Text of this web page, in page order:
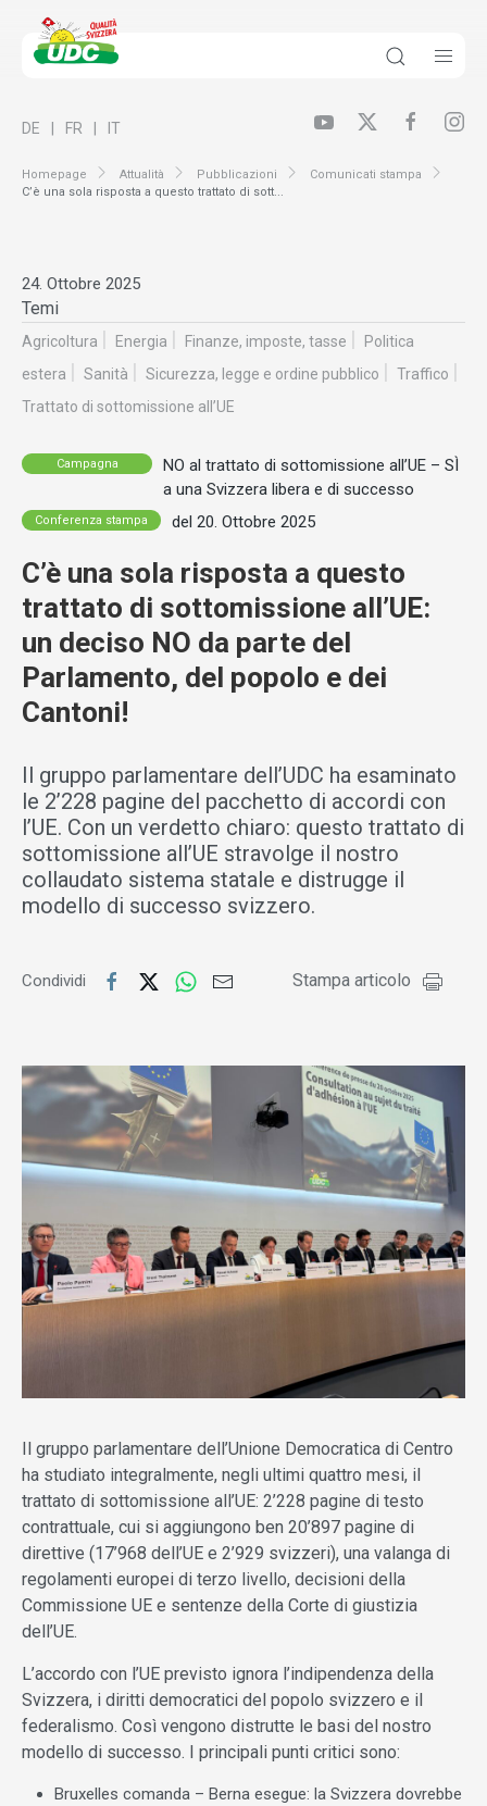
Homepage Attualità Pubblicazioni
Comunicati stampa
C’è una sola risposta a questo trattato di sott...
DE FR IT
24. Ottobre 2025
Temi
Agricoltura Energia Finanze, imposte, tasse
Politica
estera
Sanità Sicurezza, legge e ordine pubblico
Traffico
Trattato di sottomissione all’UE
Campagna
NO al trattato di sottomissione all’UE – SÌ
a una Svizzera libera e di successo
Conferenza stampa del 20. Ottobre 2025
C’è una sola risposta a questo
trattato di sottomissione all’UE:
un deciso NO da parte del
Parlamento, del popolo e dei
Cantoni!
Il gruppo parlamentare dell’UDC ha esaminato
le 2’228 pagine del pacchetto di accordi con
l’UE. Con un verdetto chiaro: questo trattato di
sottomissione all’UE stravolge il nostro
collaudato sistema statale e distrugge il
modello di successo svizzero.
Condividi Stampa articolo
Il gruppo parlamentare dell’Unione Democratica di Centro
ha studiato integralmente, negli ultimi quattro mesi, il
trattato di sottomissione all’UE: 2’228 pagine di testo
contrattuale, cui si aggiungono ben 20’897 pagine di
direttive (17’968 dell’UE e 2’929 svizzeri), una valanga di
regolamenti europei di terzo livello, decisioni della
Commissione UE e sentenze della Corte di giustizia
dell’UE.
L’accordo con l’UE previsto ignora l’indipendenza della
Svizzera, i diritti democratici del popolo svizzero e il
federalismo. Così vengono distrutte le basi del nostro
modello di successo. I principali punti critici sono:
Bruxelles comanda – Berna esegue: la Svizzera dovrebbe